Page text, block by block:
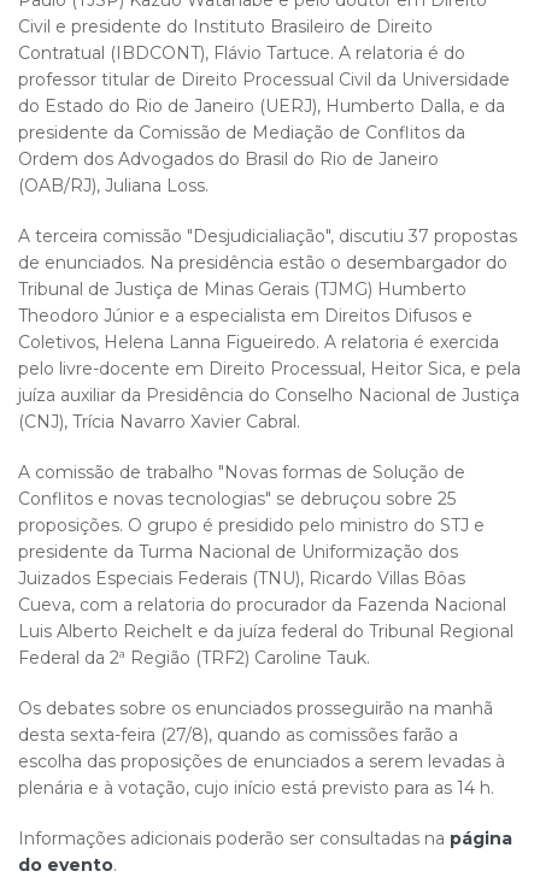
Civil e presidente do Instituto Brasileiro de Direito
Contratual (IBDCONT), Flávio Tartuce. A relatoria é do
professor titular de Direito Processual Civil da Universidade
do Estado do Rio de Janeiro (UERJ), Humberto Dalla, e da
presidente da Comissão de Mediação de Conflitos da
Ordem dos Advogados do Brasil do Rio de Janeiro
(OAB/RJ), Juliana Loss.
A terceira comissão "Desjudicialiação", discutiu 37 propostas
de enunciados. Na presidência estão o desembargador do
Tribunal de Justiça de Minas Gerais (TJMG) Humberto
Theodoro Júnior e a especialista em Direitos Difusos e
Coletivos, Helena Lanna Figueiredo. A relatoria é exercida
pelo livre-docente em Direito Processual, Heitor Sica, e pela
juíza auxiliar da Presidência do Conselho Nacional de Justiça
(CNJ), Trícia Navarro Xavier Cabral.
A comissão de trabalho "Novas formas de Solução de
Conflitos e novas tecnologias" se debruçou sobre 25
proposições. O grupo é presidido pelo ministro do STJ e
presidente da Turma Nacional de Uniformização dos
Juizados Especiais Federais (TNU), Ricardo Villas Bôas
Cueva, com a relatoria do procurador da Fazenda Nacional
Luis Alberto Reichelt e da juíza federal do Tribunal Regional
Federal da 2ª Região (TRF2) Caroline Tauk.
Os debates sobre os enunciados prosseguirão na manhã
desta sexta-feira (27/8), quando as comissões farão a
escolha das proposições de enunciados a serem levadas à
plenária e à votação, cujo início está previsto para as 14 h.
Informações adicionais poderão ser consultadas na página
do evento.